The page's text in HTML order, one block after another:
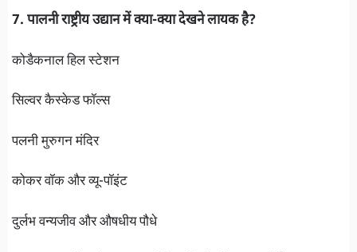
7. पालनी राष्ट्रीय उद्यान में क्या-क्या देखने लायक है?
कोडैकनाल हिल स्टेशन
सिल्वर कैस्केड फॉल्स
पलनी मुरुगन मंदिर
कोकर वॉक और व्यू-पॉइंट
दुर्लभ वन्यजीव और औषधीय पौधे